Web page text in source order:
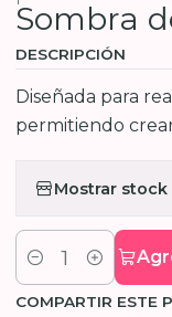
Sombra
DESCRIPCIÓN
Diseñada para
permitiendo
Mostrar
Cantidad
COMPARTIR ESTE